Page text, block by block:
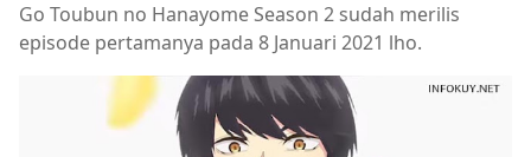
Go Toubun no Hanayome Season 2 sudah merilis
episode pertamanya pada 8 Januari 2021 lho.